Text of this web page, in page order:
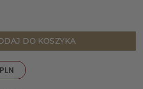
z 4 źródłami światła, okrągłe
DO KOSZYKA
PLN